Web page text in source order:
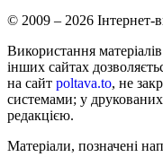
© 2009 – 2026
Використання
інших сайтах
на сайт poltava.to, не
системами; у
редакцією.
Матеріали, позначені